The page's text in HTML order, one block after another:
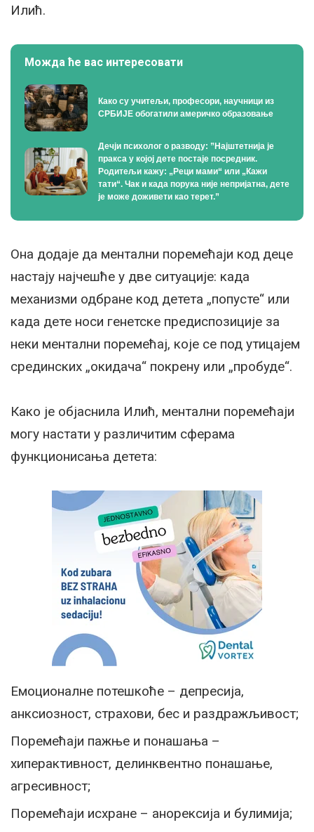
Илић.
Можда ће вас интересовати
Како су учитељи, професори, научници из
СРБИЈЕ обогатили америчко образовање
Дечји психолог о разводу: ”Најштетнија је
пракса у којој дете постаје посредник.
Родитељи кажу: „Реци мами“ или „Кажи
тати“. Чак и када порука није непријатна, дете
је може доживети као терет.”
Она додаје да ментални поремећаји код деце
настају најчешће у две ситуације: када
механизми одбране код детета „попусте“ или
када дете носи генетске предиспозиције за
неки ментални поремећај, које се под утицајем
срединских „окидача“ покрену или „пробуде“.
Како је објаснила Илић, ментални поремећаји
могу настати у различитим сферама
функционисања детета:
Емоционалне потешкоће – депресија,
анксиозност, страхови, бес и раздражљивост;
Поремећаји пажње и понашања –
хиперактивност, делинквентно понашање,
агресивност;
Поремећаји исхране – анорексија и булимија;